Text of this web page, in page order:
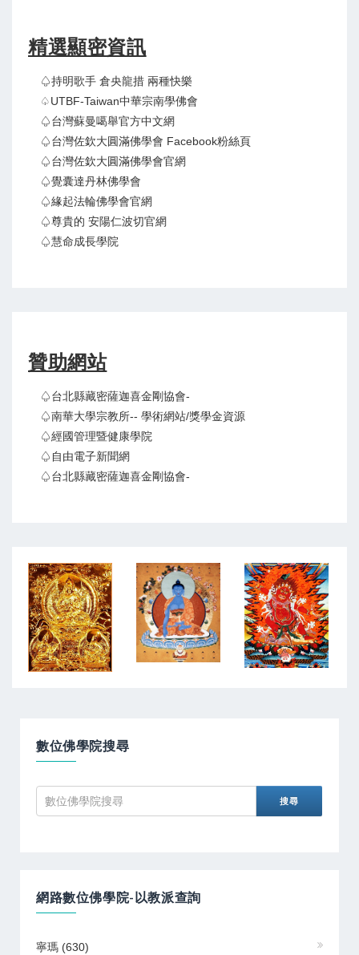
精選顯密資訊
♤持明歌手 倉央龍措 兩種快樂
♤UTBF-Taiwan中華宗南學佛會
♤台灣蘇曼噶舉官方中文網
♤台灣佐欽大圓滿佛學會 Facebook粉絲頁
♤台灣佐欽大圓滿佛學會官網
♤覺囊達丹林佛學會
♤緣起法輪佛學會官網
♤尊貴的 安陽仁波切官網
♤慧命成長學院
贊助網站
♤台北縣藏密薩迦喜金剛協會-
♤南華大學宗教所-- 學術網站/獎學金資源
♤經國管理暨健康學院
♤自由電子新聞網
♤台北縣藏密薩迦喜金剛協會-
數位佛學院搜尋
網路數位佛學院-以教派查詢
寧瑪 (630)